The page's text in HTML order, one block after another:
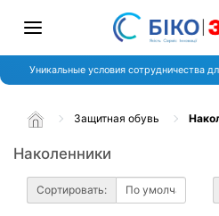
Уникальные условия сотрудничества
Защитная обувь
Наколенники
Сортировать: